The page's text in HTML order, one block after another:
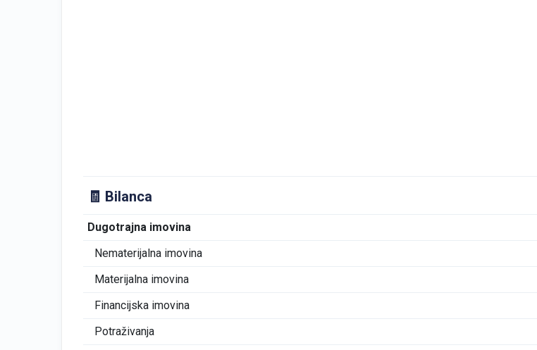
🧾 Bilanca
Dugotrajna imovina
Nematerijalna imovina
Materijalna imovina
Financijska imovina
Potraživanja